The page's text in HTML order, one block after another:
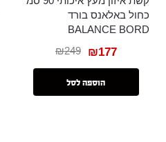
כחול באלאנס בורד
BALANCE BORD
₪249 ₪177
הוספה לסל